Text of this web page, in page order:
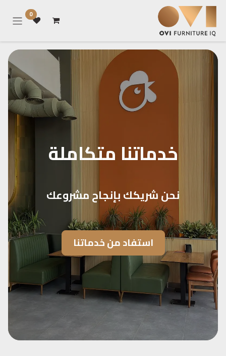
تخطي للذهاب إلى المحتوى
0
خدماتنا متكاملة
نحن شريكك بإنجاح مشروعك
استفاد من خدماتنا